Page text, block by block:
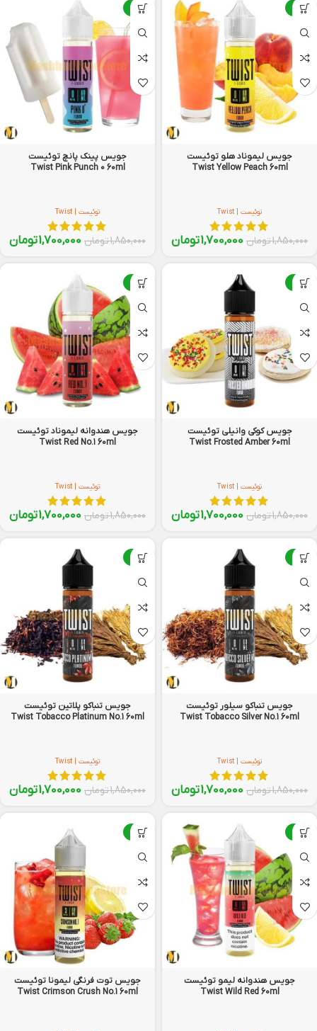
-8%
جویس لیموناد هلو توئیست
Twist Yellow Peach 60ml
توئیست | Twist
1,850,000تومان 1,700,000تومان
-8%
جویس پینک پانچ توئیست
Twist Pink Punch 0 60ml
توئیست | Twist
1,850,000تومان 1,700,000تومان
-8%
جویس کوکی وانیلی توئیست
Twist Frosted Amber 60ml
توئیست | Twist
1,850,000تومان 1,700,000تومان
-8%
جویس هندوانه لیموناد توئیست
Twist Red No.1 60ml
توئیست | Twist
1,850,000تومان 1,700,000تومان
-8%
جویس تنباکو سیلور توئیست
Twist Tobacco Silver No.1 60ml
توئیست | Twist
1,850,000تومان 1,700,000تومان
-8%
جویس تنباکو پلاتین توئیست
Twist Tobacco Platinum No.1 60ml
توئیست | Twist
1,850,000تومان 1,700,000تومان
-8%
جویس هندوانه لیمو توئیست
Twist Wild Red 60ml
-8%
جویس توت فرنگی لیمونا توئیست
Twist Crimson Crush No.1 60ml